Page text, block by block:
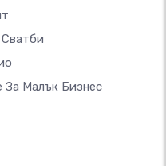
За Малък Бизнес